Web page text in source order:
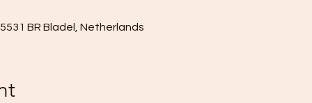
BR Bladel, Netherlands